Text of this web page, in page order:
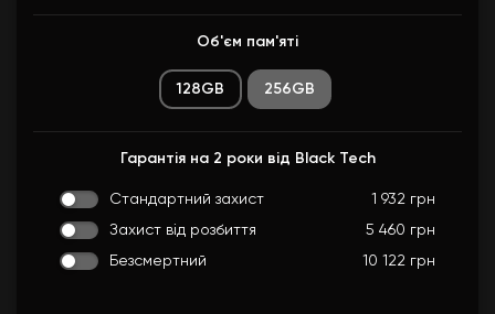
Об'єм пам'яті
128GB 256GB
Гарантія на 2 роки від Black Tech
Стандартний захист
1 932 грн
Захист від розбиття
5 460 грн
Безсмертний
10 122 грн